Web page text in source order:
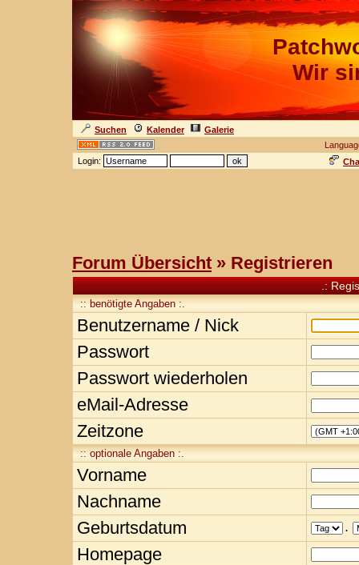
Wir
Suchen Kalender
Galerie
Login:
Forum Übersicht » Registrieren
.:
:: benötigte Angaben :.
Benutzername / Nick
Passwort
Passwort wiederholen
eMail-Adresse
Zeitzone
:: optionale Angaben :.
Vorname
Nachname
Geburtsdatum
.
Homepage